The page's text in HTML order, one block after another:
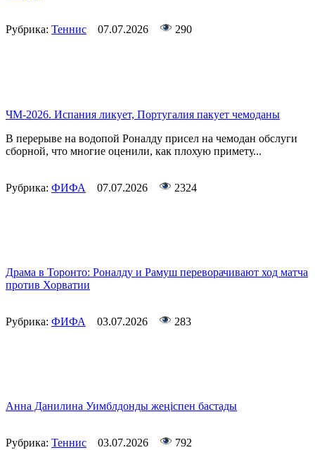
Рубрика: Теннис 07.07.2026 290
ЧМ-2026. Испания ликует, Португалия пакует чемоданы
В перерыве на водопой Роналду присел на чемодан обслуги
сборной, что многие оценили, как плохую примету...
Рубрика: ФИФА 07.07.2026 2324
Драма в Торонто: Роналду и Рамуш переворачивают ход матча
против Хорватии
Рубрика: ФИФА 03.07.2026 283
Анна Данилина Уимблдонды жеңіспен бастады
Рубрика: Теннис 03.07.2026 792